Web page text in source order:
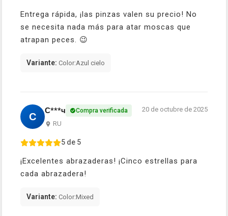
Entrega rápida, ¡las pinzas valen su precio! No
se necesita nada más para atar moscas que
atrapan peces. 😉
Variante: Color:Azul cielo
С С***ч Compra verificada
RU
20 de octubre de 2025
5 de 5
¡Excelentes abrazaderas! ¡Cinco estrellas para
cada abrazadera!
Variante: Color:Mixed